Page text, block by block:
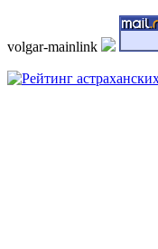
volgar-mainlink